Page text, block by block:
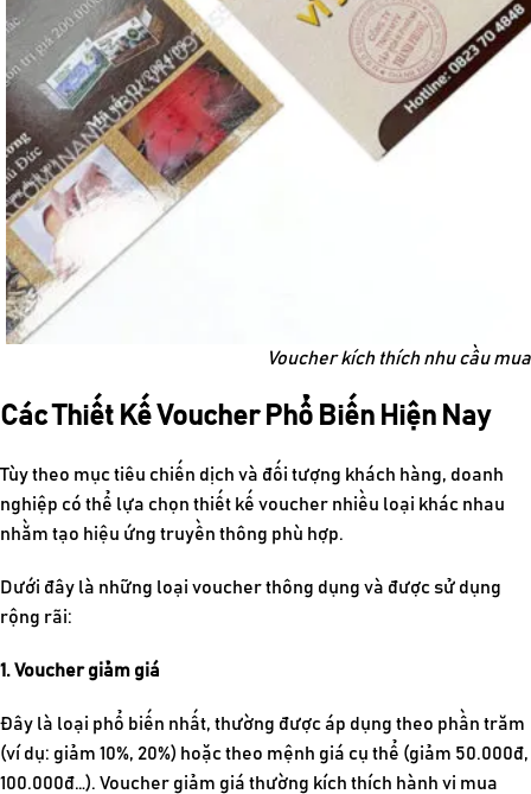
Voucher kích thích nhu cầu
Các Thiết Kế Voucher Phổ Biến Hiện Nay
Tùy theo mục tiêu chiến dịch và đối tượng khách hàng, doanh
nghiệp có thể lựa chọn thiết kế voucher nhiều loại khác nhau
nhằm tạo hiệu ứng truyền thông phù hợp.
Dưới đây là những loại voucher thông dụng và được sử dụng
rộng rãi:
1. Voucher giảm giá
Đây là loại phổ biến nhất, thường được áp dụng theo phần trăm
(ví dụ: giảm 10%, 20%) hoặc theo mệnh giá cụ thể (giảm 50.000đ,
100.000đ…). Voucher giảm giá thường kích thích hành vi mua